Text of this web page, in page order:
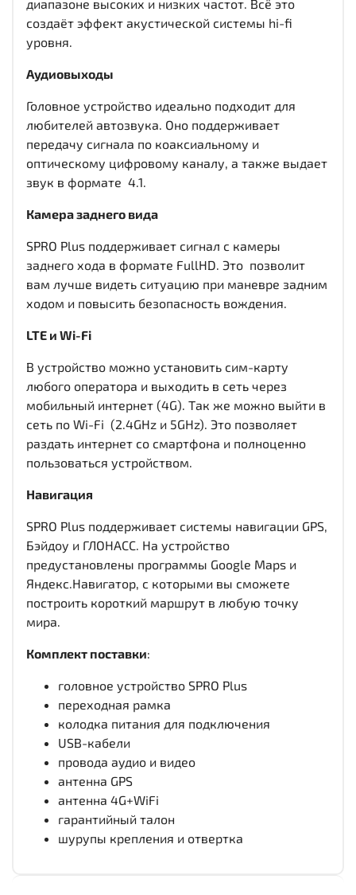
диапазоне высоких и низких частот. Всё это
создаёт эффект акустической системы hi-fi
уровня.
Аудиовыходы
Головное устройство идеально подходит для
любителей автозвука. Оно поддерживает
передачу сигнала по коаксиальному и
оптическому цифровому каналу, а также выдает
звук в формате 4.1.
Камера заднего вида
SPRO Plus поддерживает сигнал с камеры
заднего хода в формате FullHD. Это позволит
вам лучше видеть ситуацию при маневре задним
ходом и повысить безопасность вождения.
LTE и Wi-Fi
В устройство можно установить сим-карту
любого оператора и выходить в сеть через
мобильный интернет (4G). Так же можно выйти в
сеть по Wi-Fi (2.4GHz и 5GHz). Это позволяет
раздать интернет со смартфона и полноценно
пользоваться устройством.
Навигация
SPRO Plus поддерживает системы навигации GPS,
Бэйдоу и ГЛОНАСС. На устройство
предустановлены программы Google Maps и
Яндекс.Навигатор, с которыми вы сможете
построить короткий маршрут в любую точку
мира.
Комплект поставки:
головное устройство SPRO Plus
переходная рамка
колодка питания для подключения
USB-кабели
провода аудио и видео
антенна GPS
антенна 4G+WiFi
гарантийный талон
шурупы крепления и отвертка